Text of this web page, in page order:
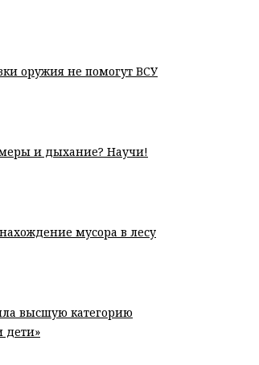
оружия не помогут ВСУ
и дыхание? Научи!
мусора в лесу
высшую категорию
дети»